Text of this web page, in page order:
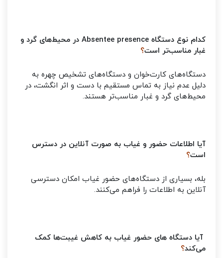
کدام نوع دستگاه Absentee presence در محیط‌های گرد و
غبار مناسب‌تر است؟
دستگاه‌های کارت‌خوان و دستگاه‌های تشخیص چهره به
دلیل عدم نیاز به تماس مستقیم با دست و اثر انگشت، در
محیط‌های گرد و غبار مناسب‌تر هستند.
آیا اطلاعات حضور و غیاب به صورت آنلاین در دسترس
است؟
بله، بسیاری از دستگاه‌های حضور غیاب امکان دسترسی
آنلاین به اطلاعات را فراهم می‌کنند.
آیا دستگاه های حضور غیاب به کاهش غیبت‌ها کمک
می‌کند؟